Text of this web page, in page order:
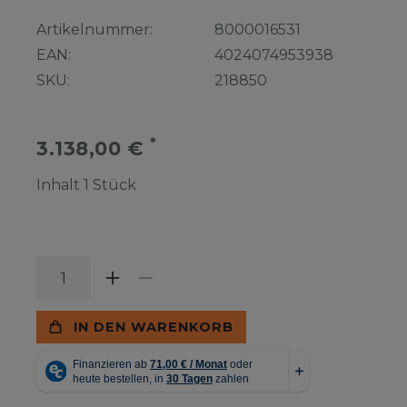
Artikelnummer:
EAN:
SKU:
8000016531
4024074953938
218850
3.138,00 € *
Inhalt 1 Stück
IN DEN WARENKORB